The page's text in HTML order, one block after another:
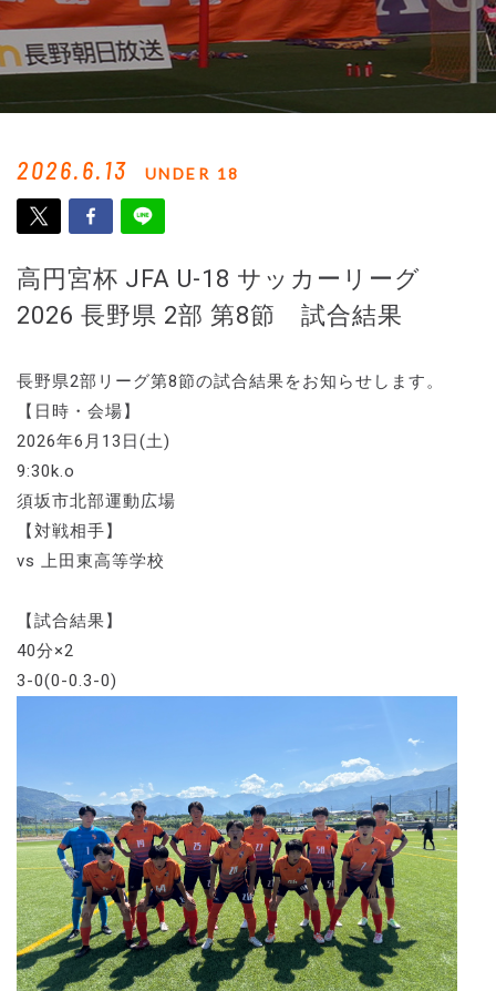
2026.6.13 UNDER 18
高円宮杯 JFA U-18 サッカーリーグ
2026 長野県 2部 第8節 試合結果
長野県2部リーグ第8節の試合結果をお知らせします。
【日時・会場】
2026年6月13日(土)
9:30k.o
須坂市北部運動広場
【対戦相手】
vs 上田東高等学校
【試合結果】
40分×2
3-0(0-0.3-0)